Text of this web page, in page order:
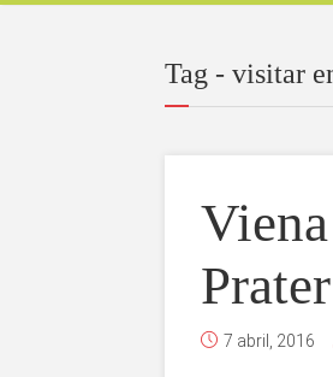
Tag - visitar
Prater
7 abril, 2016